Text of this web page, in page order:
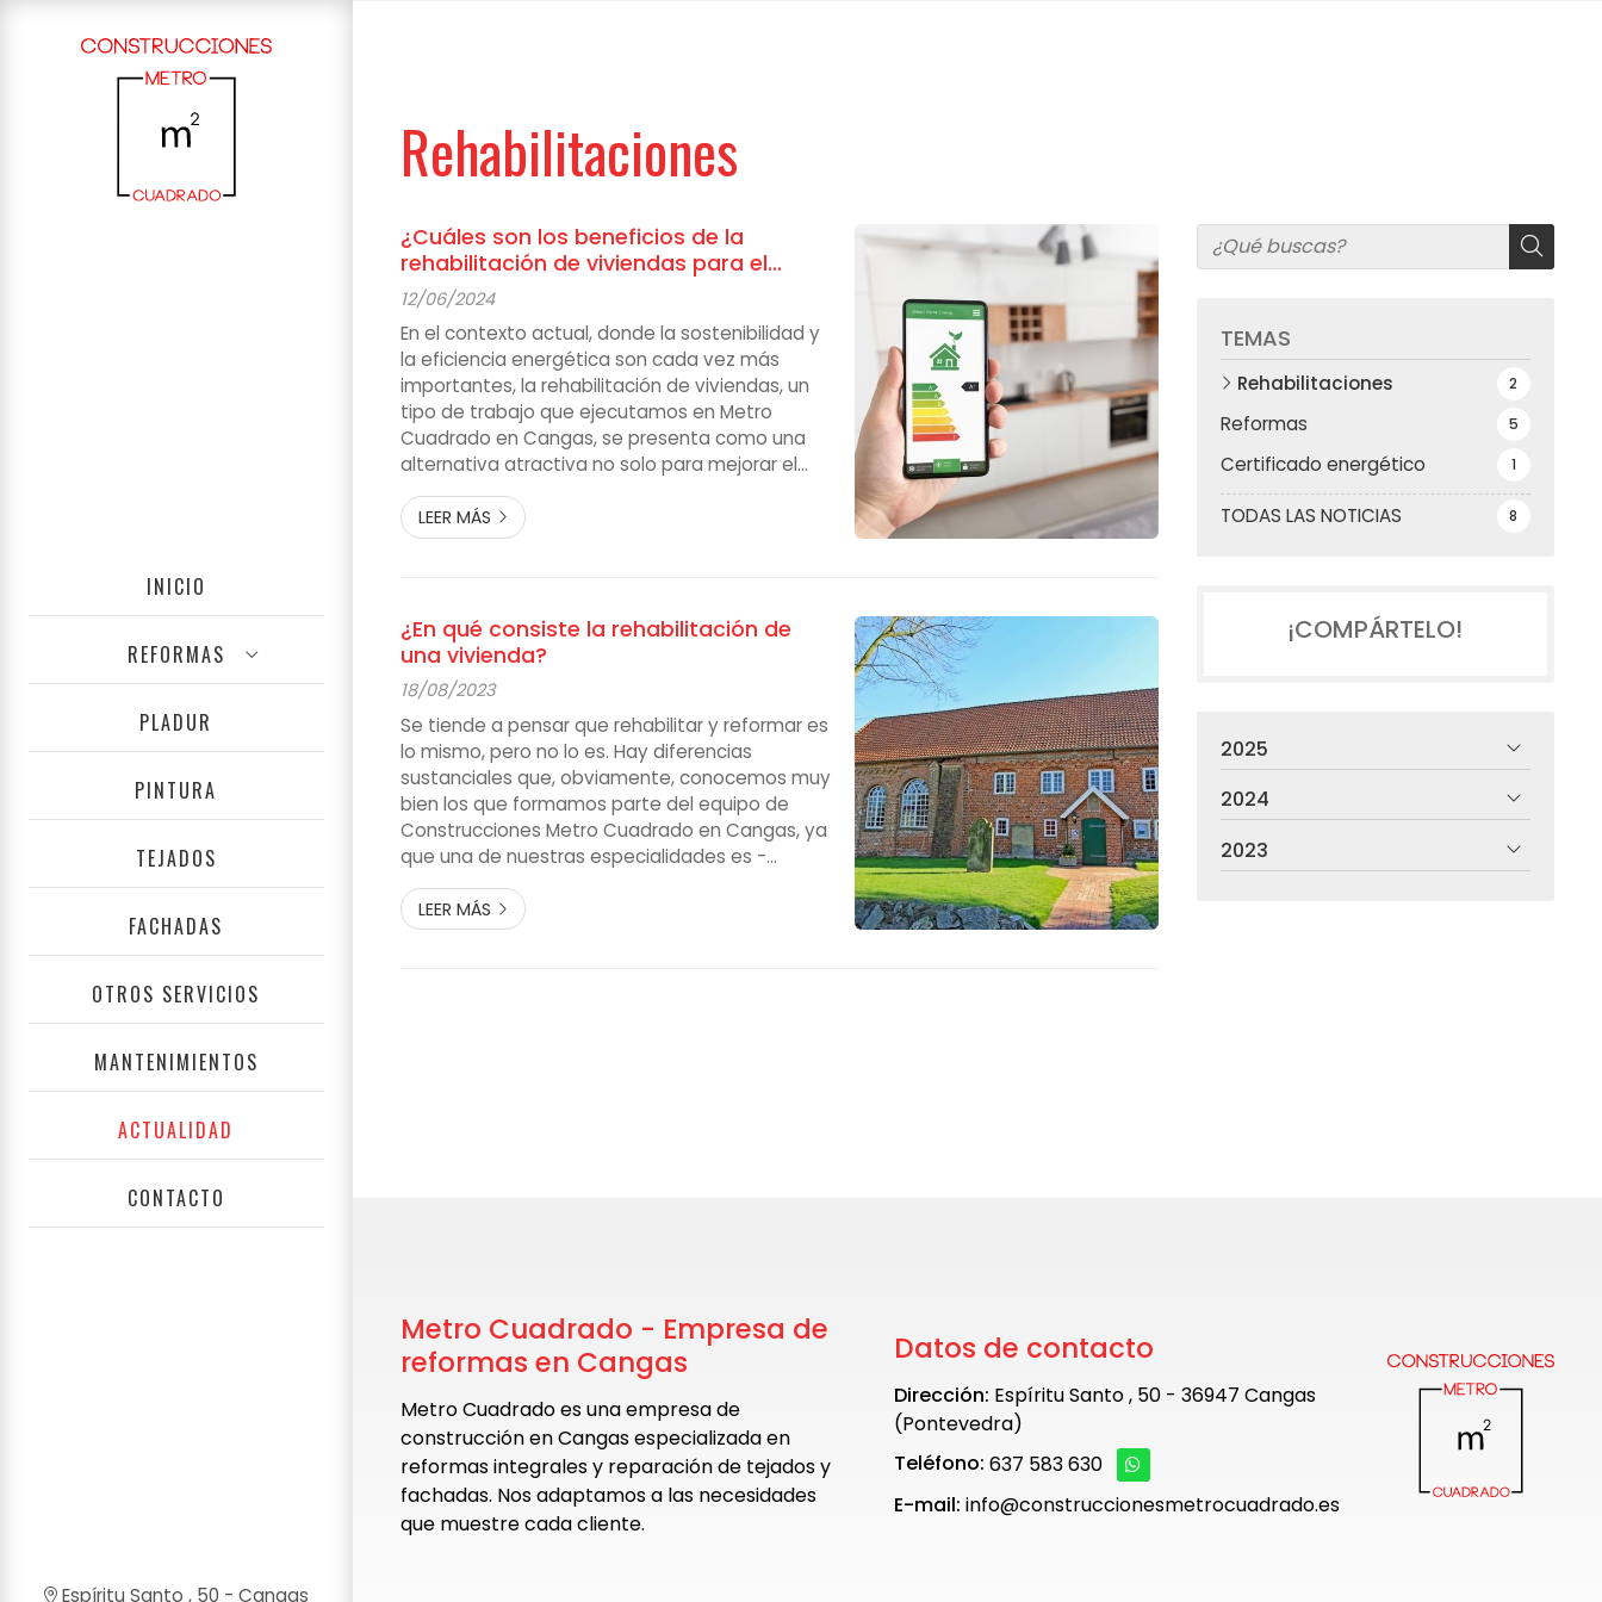
INICIO
REFORMAS
PLADUR
PINTURA
TEJADOS
FACHADAS
OTROS SERVICIOS
MANTENIMIENTOS
ACTUALIDAD
CONTACTO
Espíritu Santo , 50 - Cangas
Rehabilitaciones
TEMAS
TODAS LAS NOTICIAS 8
Rehabilitaciones 2
Reformas 5
Certificado energético 1
¿Cuáles son los beneficios de la
rehabilitación de viviendas para el
medio ambiente y el ahorro
energético?
12/06/2024
En el contexto actual, donde la sostenibilidad y
la eficiencia energética son cada vez más
importantes, la rehabilitación de viviendas, un
tipo de trabajo que ejecutamos en Metro
Cuadrado en Cangas, se presenta como una
alternativa atractiva no solo para mejorar el
confort y la habitabilidad de un inmueble, sino
también para contribuir al cuidado del medio
ambiente y generar un ahorro significativo en
construcción en Can...
LEER MÁS
¿En qué consiste la rehabilitación de
una vivienda?
18/08/2023
Se tiende a pensar que rehabilitar y reformar es
lo mismo, pero no lo es. Hay diferencias
sustanciales que, obviamente, conocemos muy
bien los que formamos parte del equipo de
Construcciones Metro Cuadrado en Cangas, ya
que una de nuestras especialidades es -
precisamente- la rehabilitación de viviendas.
Hay diferencias tanto en lo respectivo a la
ejecución como, por ejemplo, en todo el tema
LEER MÁS
¡COMPÁRTELO!
2025
2024
2023
Metro Cuadrado - Empresa de
reformas en Cangas
Metro Cuadrado es una empresa de
construcción en Cangas especializada en
reformas integrales y reparación de tejados y
fachadas. Nos adaptamos a las necesidades
que muestre cada cliente.
Datos de contacto
Dirección: Espíritu Santo , 50 - 36947 Cangas
(Pontevedra)
Teléfono: 637 583 630
E-mail: info@construccionesmetrocuadrado.es